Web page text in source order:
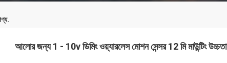
আলোর জন্য 1 - 10v ডিমিং ওয়্যারলেস মোশন সেন্সর 12 মি মাউন্টিং উচ্চতা